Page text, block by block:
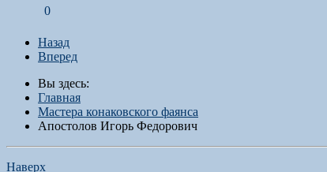
0
Назад
Вперед
Вы здесь:
Главная
Мастера конаковского фаянса
Апостолов Игорь Федорович
Наверх